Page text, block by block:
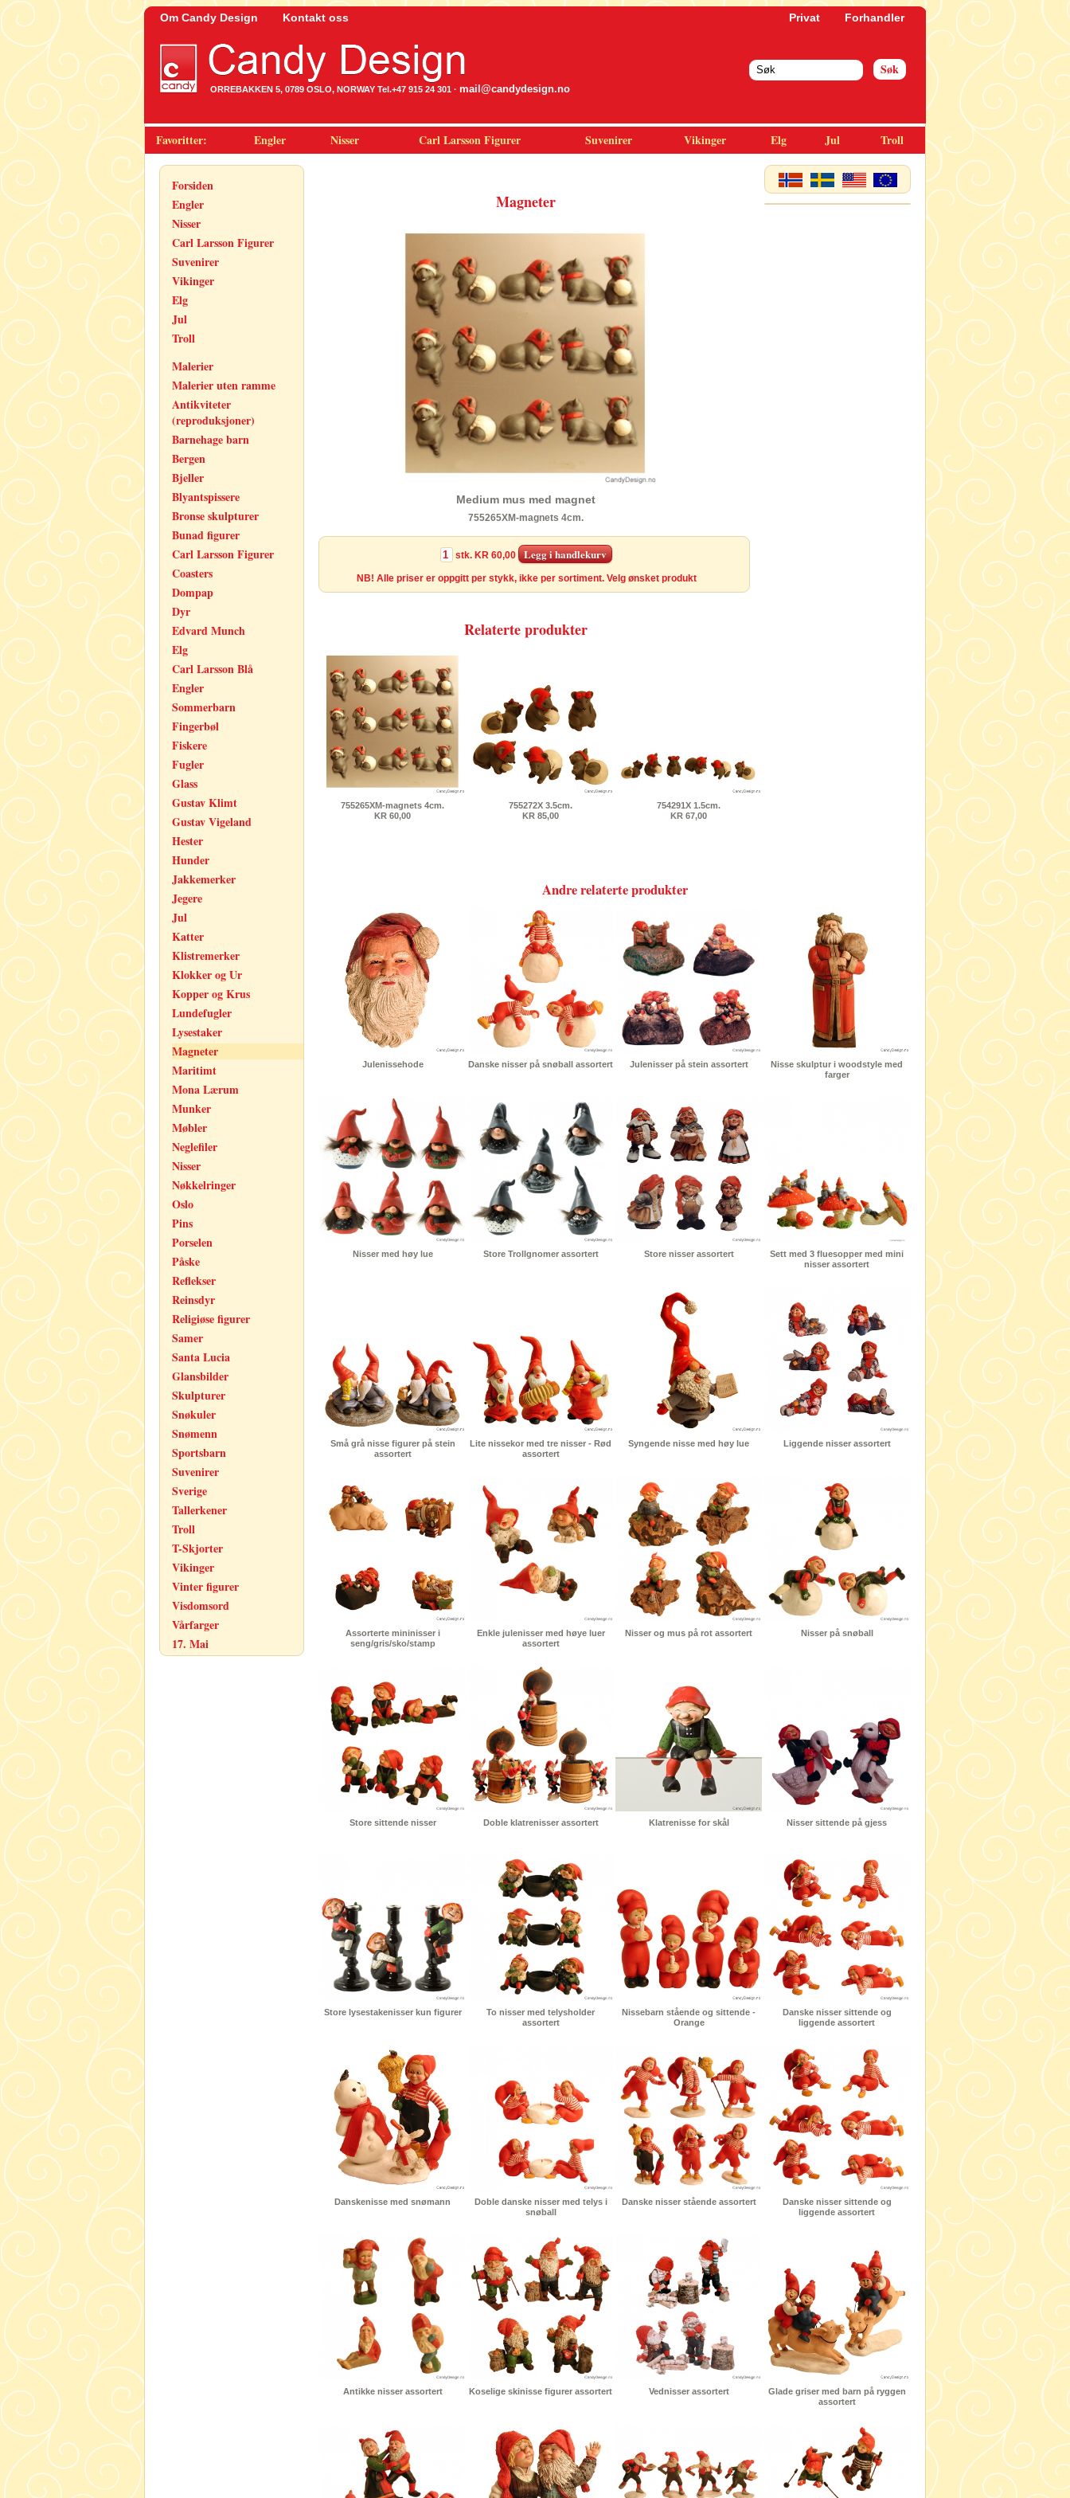
Om Candy Design Kontakt oss Privat Forhandler
ORREBAKKEN 5, 0789 OSLO, NORWAY Tel.+47 915 24 301 · mail@candydesign.no
Favoritter: Engler Nisser Carl Larsson Figurer Suvenirer Vikinger Elg Jul Troll
Forsiden
Engler
Nisser
Carl Larsson Figurer
Suvenirer
Vikinger
Elg
Jul
Troll
Malerier
Malerier uten ramme
Antikviteter
(reproduksjoner)
Barnehage barn
Bergen
Bjeller
Blyantspissere
Bronse skulpturer
Bunad figurer
Carl Larsson Figurer
Coasters
Dompap
Dyr
Edvard Munch
Elg
Carl Larsson Blå
Engler
Sommerbarn
Fingerbøl
Fiskere
Fugler
Glass
Gustav Klimt
Gustav Vigeland
Hester
Hunder
Jakkemerker
Jegere
Jul
Katter
Klistremerker
Klokker og Ur
Kopper og Krus
Lundefugler
Lysestaker
Magneter
Maritimt
Mona Lærum
Munker
Møbler
Neglefiler
Nisser
Nøkkelringer
Oslo
Pins
Porselen
Påske
Reflekser
Reinsdyr
Religiøse figurer
Samer
Santa Lucia
Glansbilder
Skulpturer
Snøkuler
Snømenn
Sportsbarn
Suvenirer
Sverige
Tallerkener
Troll
T-Skjorter
Vikinger
Vinter figurer
Visdomsord
Vårfarger
17. Mai
Magneter
Medium mus med magnet
755265XM-magnets 4cm.
stk. KR 60,00
NB! Alle priser er oppgitt per stykk, ikke per sortiment. Velg ønsket produkt
Relaterte produkter
755265XM-magnets 4cm.
KR 60,00
755272X 3.5cm.
KR 85,00
754291X 1.5cm.
KR 67,00
Andre relaterte produkter
Julenissehode Danske nisser på snøball assortert Julenisser på stein assortert
Nisse skulptur i woodstyle med
farger
Nisser med høy lue Store Trollgnomer assortert Store nisser assortert
Sett med 3 fluesopper med mini
nisser assortert
Små grå nisse figurer på stein
assortert
Lite nissekor med tre nisser - Rød
assortert
Syngende nisse med høy lue Liggende nisser assortert
Assorterte mininisser i
seng/gris/sko/stamp
Enkle julenisser med høye luer
assortert
Nisser og mus på rot assortert Nisser på snøball
Store sittende nisser Doble klatrenisser assortert Klatrenisse for skål Nisser sittende på gjess
Store lysestakenisser kun figurer
To nisser med telysholder
assortert
Nissebarn stående og sittende -
Orange
Danske nisser sittende og
liggende assortert
Danskenisse med snømann
Doble danske nisser med telys i
snøball
Danske nisser stående assortert
Danske nisser sittende og
liggende assortert
Antikke nisser assortert Koselige skinisse figurer assortert Vednisser assortert
Glade griser med barn på ryggen
assortert